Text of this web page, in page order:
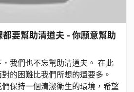
要幫助清道夫 - 你願意幫助
我們也不忘幫助清道夫。 在此
的困難比我們所想的還要多。
保持一個清潔衛生的環境，希望